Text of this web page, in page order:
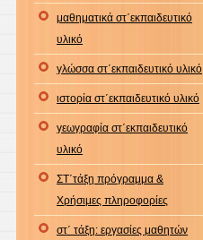
μαθηματικά στ΄εκπαιδευτικό
υλικό
γλώσσα στ΄εκπαιδευτικό υλικό
ιστορία στ΄εκπαιδευτικό υλικό
γεωγραφία στ΄εκπαιδευτικό
υλικό
ΣΤ΄τάξη πρόγραμμα &
Χρήσιμες πληροφορίες
στ΄ τάξη: εργασίες μαθητών